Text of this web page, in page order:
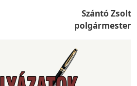
Szántó Zsolt
polgármester